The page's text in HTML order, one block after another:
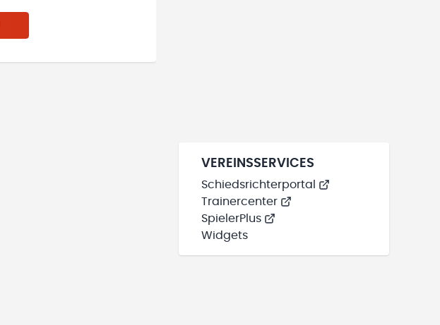
VEREINSSERVICES
Schiedsrichterportal
Trainercenter
SpielerPlus
Widgets